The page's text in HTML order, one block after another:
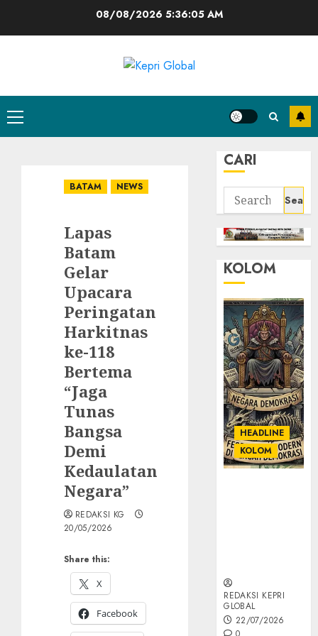
08/08/2026 5:36:06 AM
Primary
Menu
BATAM NEWS
Lapas
Batam
Gelar
Upacara
Peringatan
Harkitnas
ke-118
Bertema
“Jaga
Tunas
Bangsa
Demi
Kedaulatan
Negara”
Share this:
X
Facebook
REDAKSI KG
20/05/2026
CARI
Search
for:
KOLOM
HEADLINE
KOLOM
REDAKSI KEPRI
GLOBAL
22/07/2026